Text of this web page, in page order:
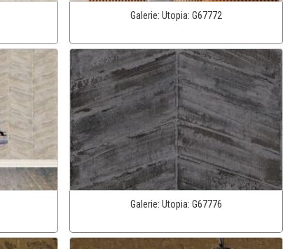
Galerie:Utopia:G67772
Galerie:Utopia:G67776